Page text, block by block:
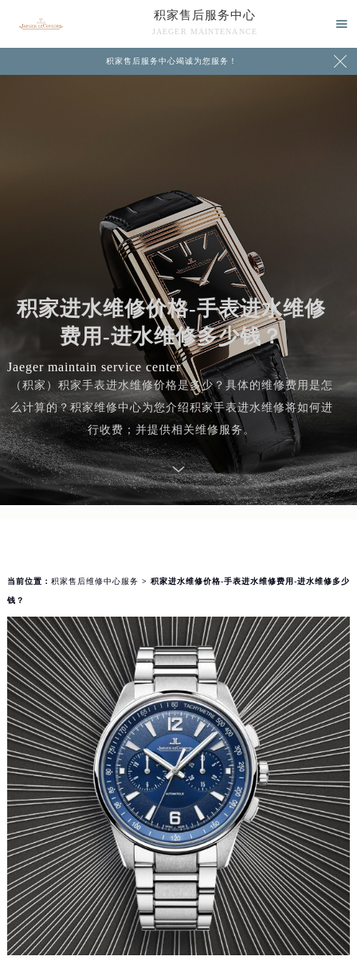
积家售后服务中心
JAEGER MAINTENANCE

积家售后服务中心竭诚为您服务！ 
积家进水维修价格-手表进水维修
费用-进水维修多少钱？
Jaeger maintain service center
（积家）积家手表进水维修价格是多少？具体的维修费用是怎
么计算的？积家维修中心为您介绍积家手表进水维修将如何进
行收费；并提供相关维修服务。
当前位置： 积家售后维修中心服务 > 积家进水维修价格-手表进水维修费用-进水维修多少
钱？